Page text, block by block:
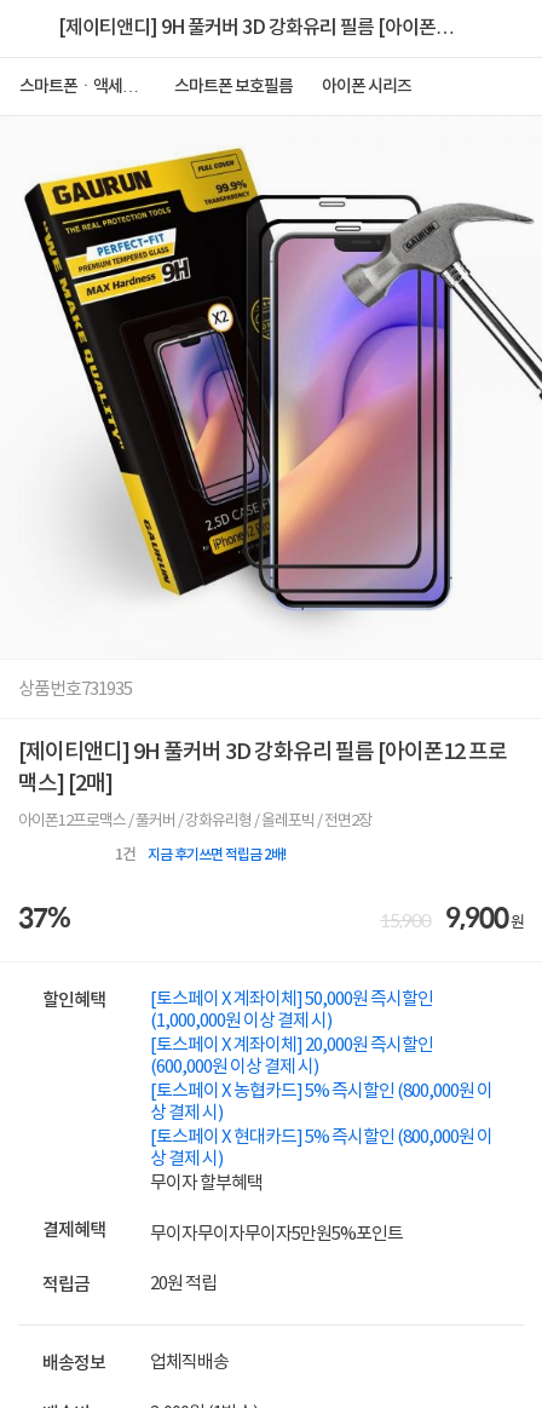
[제이티앤디] 9H 풀커버 3D 강화유리 필름 [아이폰12
스마트폰ㆍ액세서
스마트폰 보호필름 아이폰 시리즈
상품번호731935
[제이티앤디] 9H 풀커버 3D 강화유리 필름 [아이폰12 프로
맥스] [2매]
아이폰12프로맥스 / 풀커버 / 강화유리형 / 올레포빅 / 전면2장
1건 지금 후기쓰면 적립금 2배!
37% 15,900 9,900원
할인혜택
[토스페이 X 계좌이체] 50,000원 즉시할인
(1,000,000원 이상 결제 시)
[토스페이 X 계좌이체] 20,000원 즉시할인
(600,000원 이상 결제 시)
[토스페이 X 농협카드] 5% 즉시할인 (800,000원 이
상 결제 시)
[토스페이 X 현대카드] 5% 즉시할인 (800,000원 이
상 결제 시)
무이자 할부혜택
결제혜택 무이자무이자무이자5만원5%포인트
적립금 20원 적립
배송정보 업체직배송